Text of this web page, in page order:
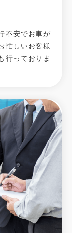
不安でお車が
忙しいお客様
⾏っておりま